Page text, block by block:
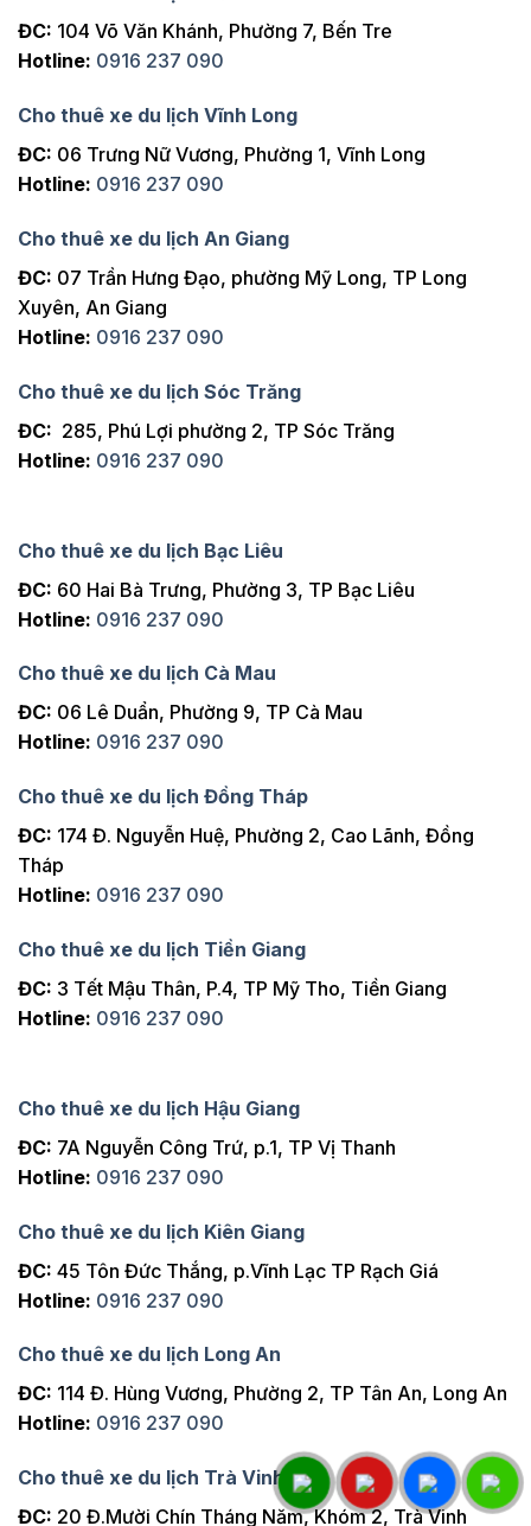
ĐC: 104 Võ Văn Khánh, Phường 7, Bến Tre
Hotline: 0916 237 090
Cho thuê xe du lịch Vĩnh Long
ĐC: 06 Trưng Nữ Vương, Phường 1, Vĩnh Long
Hotline: 0916 237 090
Cho thuê xe du lịch An Giang
ĐC: 07 Trần Hưng Đạo, phường Mỹ Long, TP Long
Xuyên, An Giang
Hotline: 0916 237 090
Cho thuê xe du lịch Sóc Trăng
ĐC: 285, Phú Lợi phường 2, TP Sóc Trăng
Hotline: 0916 237 090
Cho thuê xe du lịch Bạc Liêu
ĐC: 60 Hai Bà Trưng, Phường 3, TP Bạc Liêu
Hotline: 0916 237 090
Cho thuê xe du lịch Cà Mau
ĐC: 06 Lê Duẩn, Phường 9, TP Cà Mau
Hotline: 0916 237 090
Cho thuê xe du lịch Đồng Tháp
ĐC: 174 Đ. Nguyễn Huệ, Phường 2, Cao Lãnh, Đồng
Tháp
Hotline: 0916 237 090
Cho thuê xe du lịch Tiền Giang
ĐC: 3 Tết Mậu Thân, P.4, TP Mỹ Tho, Tiền Giang
Hotline: 0916 237 090
Cho thuê xe du lịch Hậu Giang
ĐC: 7A Nguyễn Công Trứ, p.1, TP Vị Thanh
Hotline: 0916 237 090
Cho thuê xe du lịch Kiên Giang
ĐC: 45 Tôn Đức Thắng, p.Vĩnh Lạc TP Rạch Giá
Hotline: 0916 237 090
Cho thuê xe du lịch Long An
ĐC: 114 Đ. Hùng Vương, Phường 2, TP Tân An, Long An
Hotline: 0916 237 090
Cho thuê xe du lịch Trà Vinh
ĐC: 20 Đ.Mười Chín Tháng Năm, Khóm 2, Trà Vinh